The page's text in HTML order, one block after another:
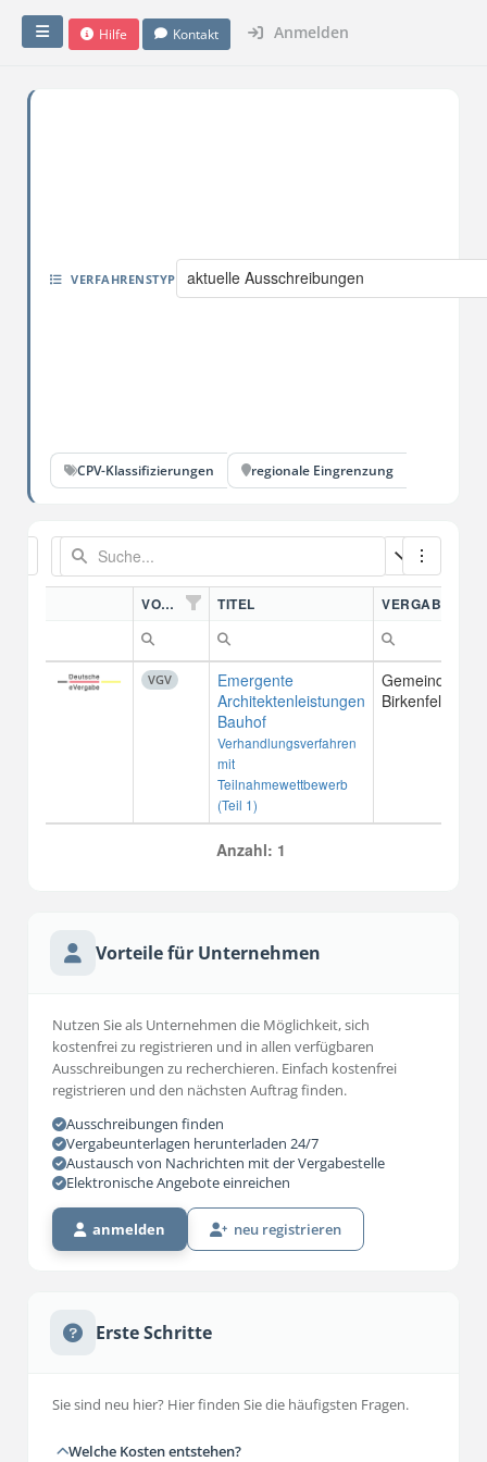
Hilfe Kontakt Anmelden
VERFAHRENSTYP aktuelle Ausschreibungen
CPV-Klassifizierungen regionale Eingrenzung
VORDN. TITEL
VGV
Emergente
Architektenleistungen
Bauhof
Verhandlungsverfahren
mit
Teilnahmewettbewerb
(Teil 1)
Birkenfeld
Anzahl: 1
Vorteile für Unternehmen
Nutzen Sie als Unternehmen die Möglichkeit, sich
kostenfrei zu registrieren und in allen verfügbaren
Ausschreibungen zu recherchieren. Einfach kostenfrei
registrieren und den nächsten Auftrag finden.
Ausschreibungen finden
Vergabeunterlagen herunterladen 24/7
Austausch von Nachrichten mit der Vergabestelle
Elektronische Angebote einreichen
anmelden neu registrieren
Erste Schritte
Sie sind neu hier? Hier finden Sie die häufigsten Fragen.
Welche Kosten entstehen?